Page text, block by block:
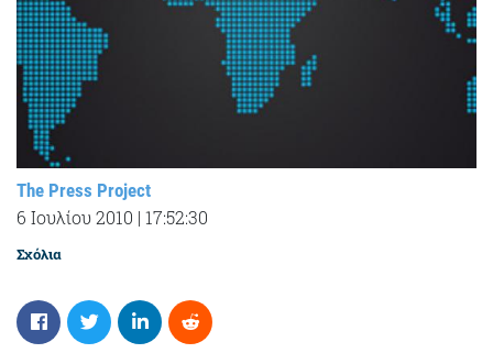
The Press Project
6 Ιουλίου 2010 | 17:52:30
Σχόλια